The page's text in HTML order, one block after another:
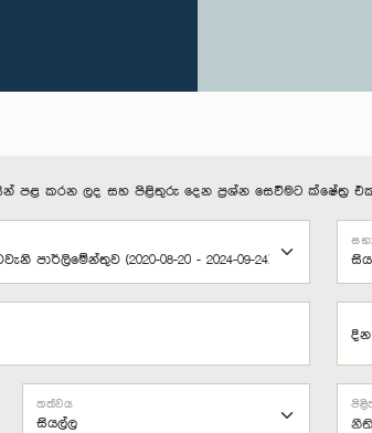
පළ කරන ලද සහ පිළිතුරු දෙන ප්‍රශ්න සෙවීමට
දින
තත්වය